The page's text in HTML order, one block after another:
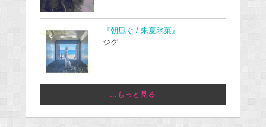
『朝凪ぐ / 朱夏氷菓』
ジグ
...もっと見る